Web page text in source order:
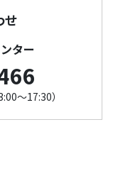
せ
ター
～17:30）